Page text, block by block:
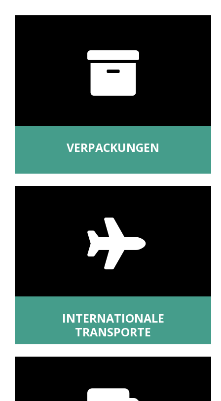
VERPACKUNGEN
INTERNATIONALE
TRANSPORTE